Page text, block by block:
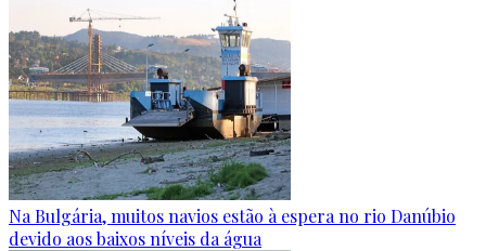
Na Bulgária, muitos navios estão à espera no rio Danúbio
devido aos baixos níveis da água